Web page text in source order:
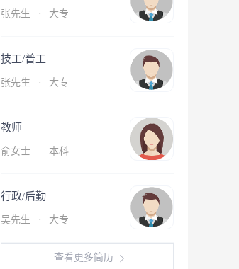
张先生 · 大专
技工/普工
张先生 · 大专
教师
俞女士 · 本科
行政/后勤
吴先生 · 大专
查看更多简历